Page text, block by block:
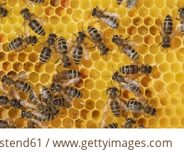
/ www.gettyimages.com